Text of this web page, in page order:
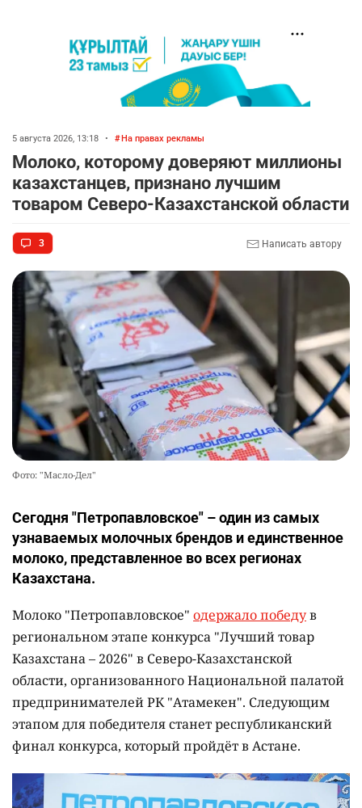
5 августа 2026, 13:18 • На правах рекламы
Молоко, которому доверяют миллионы
казахстанцев, признано лучшим
товаром Северо-Казахстанской области
3 Написать автору
Фото: "Масло-Дел"
Сегодня "Петропавловское" – один из самых
узнаваемых молочных брендов и единственное
молоко, представленное во всех регионах
Казахстана.
Молоко "Петропавловское" одержало победув
региональном этапе конкурса "Лучший товар
Казахстана – 2026" в Северо-Казахстанской
области, организованного Национальной палатой
предпринимателей РК "Атамекен". Следующим
этапом для победителя станет республиканский
финал конкурса, который пройдёт в Астане.